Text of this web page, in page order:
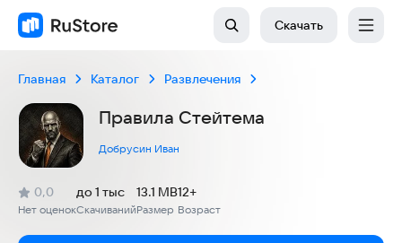
Скачать
Главная Каталог Развлечения
Правила Стейтема
Добрусин Иван
Рейтинг:
0,0
(
Нет оценок
)
Скачиваний
до 1 тыс
Размер
13.1 MB
Возраст
12+